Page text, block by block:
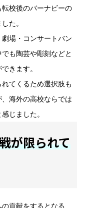
校後のバーナビーの
た。
場・コンサートバン
も陶芸や彫刻などと
きます。
てくるため選択肢も
海外の高校ならでは
じました。
が限られて
貢献をするとなる